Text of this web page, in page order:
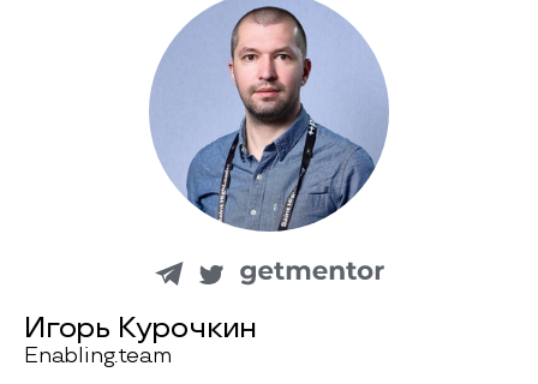
Игорь Курочкин
Enabling.team